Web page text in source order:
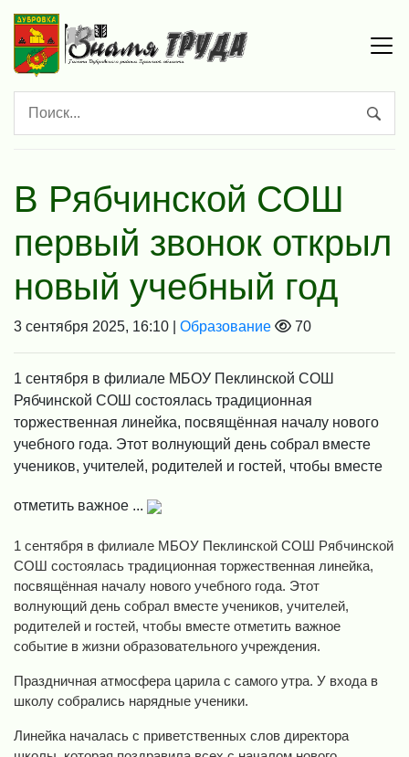
В Рябчинской СОШ
первый звонок открыл
новый учебный год
3 сентября 2025, 16:10 | Образование 70
1 сентября в филиале МБОУ Пеклинской СОШ
Рябчинской СОШ состоялась традиционная
торжественная линейка, посвящённая началу нового
учебного года. Этот волнующий день собрал вместе
учеников, учителей, родителей и гостей, чтобы вместе
отметить важное ...
1 сентября в филиале МБОУ Пеклинской СОШ Рябчинской
СОШ состоялась традиционная торжественная линейка,
посвящённая началу нового учебного года. Этот
волнующий день собрал вместе учеников, учителей,
родителей и гостей, чтобы вместе отметить важное
событие в жизни образовательного учреждения.
Праздничная атмосфера царила с самого утра. У входа в
школу собрались нарядные ученики.
Линейка началась с приветственных слов директора